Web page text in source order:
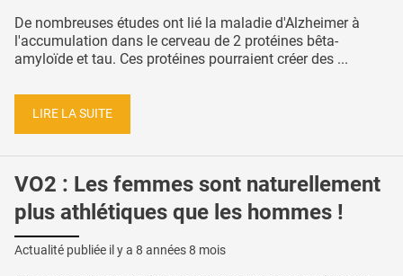
De nombreuses études ont lié la maladie d'Alzheimer à
l'accumulation dans le cerveau de 2 protéines bêta-
amyloïde et tau. Ces protéines pourraient créer des ...
LIRE LA SUITE
VO2 : Les femmes sont naturellement
plus athlétiques que les hommes !
Actualité publiée il y a 8 années 8 mois